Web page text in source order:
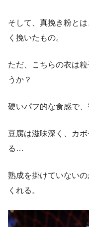
そして、真挽き粉と
く挽いたもの。
ただ、こちらの衣は
うか？
硬いパフ的な食感で、
豆腐は滋味深く、カ
る…
熟成を掛けていない
くれる。